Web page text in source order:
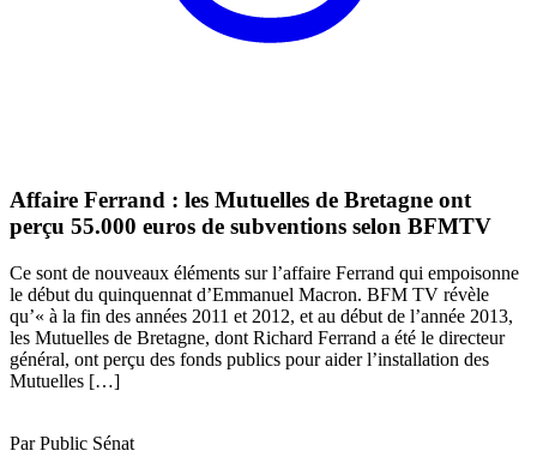
Affaire Ferrand : les Mutuelles de Bretagne ont
perçu 55.000 euros de subventions selon BFMTV
Ce sont de nouveaux éléments sur l’affaire Ferrand qui empoisonne
le début du quinquennat d’Emmanuel Macron. BFM TV révèle
qu’« à la fin des années 2011 et 2012, et au début de l’année 2013,
les Mutuelles de Bretagne, dont Richard Ferrand a été le directeur
général, ont perçu des fonds publics pour aider l’installation des
Mutuelles […]
Par Public Sénat